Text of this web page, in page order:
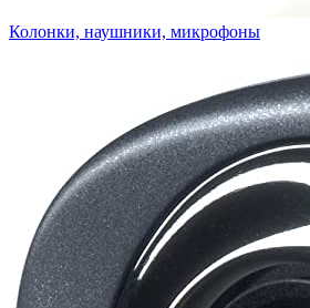
Колонки, наушники, микрофоны